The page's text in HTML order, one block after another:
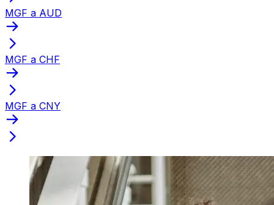
MGF a AUD
MGF a CHF
MGF a CNY